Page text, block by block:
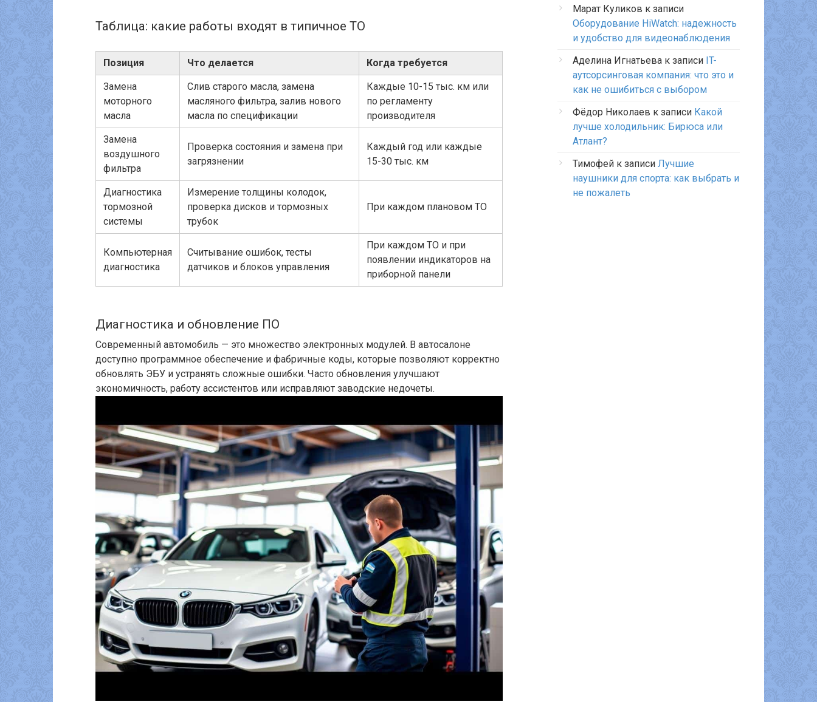
Таблица: какие работы входят в типичное ТО
Позиция Что делается Когда требуется
Замена
моторного
масла
Слив старого масла, замена
масляного фильтра, залив нового
масла по спецификации
Каждые 10-15 тыс. км или
по регламенту
производителя
Замена
воздушного
фильтра
Проверка состояния и замена при
загрязнении
Каждый год или каждые
15-30 тыс. км
Диагностика
тормозной
системы
Измерение толщины колодок,
проверка дисков и тормозных
трубок
При каждом плановом ТО
Компьютерная
диагностика
Считывание ошибок, тесты
датчиков и блоков управления
При каждом ТО и при
появлении индикаторов на
приборной панели
Диагностика и обновление ПО
Современный автомобиль — это множество электронных модулей. В автосалоне
доступно программное обеспечение и фабричные коды, которые позволяют корректно
обновлять ЭБУ и устранять сложные ошибки. Часто обновления улучшают
экономичность, работу ассистентов или исправляют заводские недочеты.
Марат Куликов к записи
Оборудование HiWatch: надежность
и удобство для видеонаблюдения
Аделина Игнатьева к записи IT-
аутсорсинговая компания: что это и
как не ошибиться с выбором
Фёдор Николаев к записи Какой
лучше холодильник: Бирюса или
Атлант?
Тимофей к записи Лучшие
наушники для спорта: как выбрать и
не пожалеть